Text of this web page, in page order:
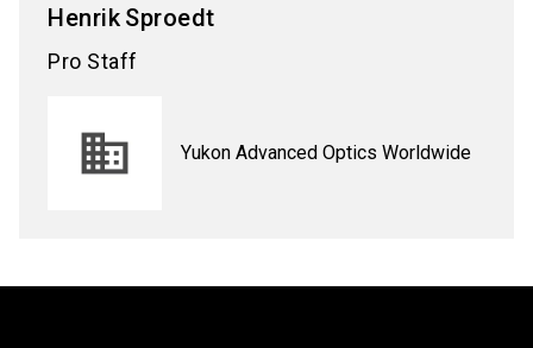
Henrik Sproedt
Pro Staff
Yukon Advanced Optics Worldwide